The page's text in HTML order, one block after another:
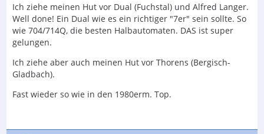
Ich ziehe meinen Hut vor Dual (Fuchstal) und Alfred Langer.
Well done! Ein Dual wie es ein richtiger "7er" sein sollte. So
wie 704/714Q, die besten Halbautomaten. DAS ist super
gelungen.
Ich ziehe aber auch meinen Hut vor Thorens (Bergisch-
Gladbach).
Fast wieder so wie in den 1980erm. Top.